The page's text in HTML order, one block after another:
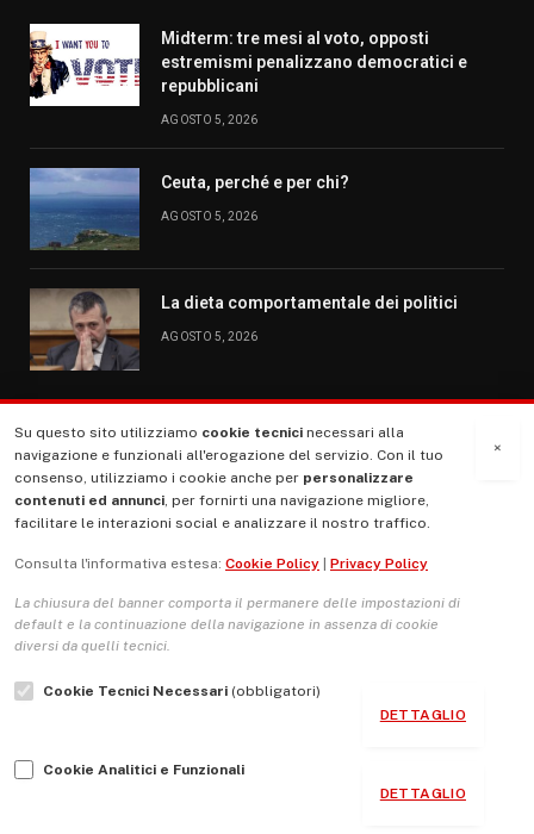
Midterm: tre mesi al voto, opposti
estremismi penalizzano democratici e
repubblicani
AGOSTO 5, 2026
Ceuta, perché e per chi?
AGOSTO 5, 2026
La dieta comportamentale dei politici
AGOSTO 5, 2026
MENU
La Nostra Storia
Le Copertine
L’Associazione
Indirizzo Socio Politico Culturale
Guida per le autrici e gli autori
×
Su questo sito utilizziamo cookie tecnici necessari alla
navigazione e funzionali all'erogazione del servizio. Con il tuo
consenso, utilizziamo i cookie anche per personalizzare
contenuti ed annunci, per fornirti una navigazione migliore,
facilitare le interazioni social e analizzare il nostro traffico.
Consulta l'informativa estesa: Cookie Policy Privacy Policy
La chiusura del banner comporta il permanere delle impostazioni di
default e la continuazione della navigazione in assenza di cookie
diversi da quelli tecnici.
Cookie Tecnici Necessari (obbligatori)
DETTAGLIO
Cookie Analitici e Funzionali
DETTAGLIO